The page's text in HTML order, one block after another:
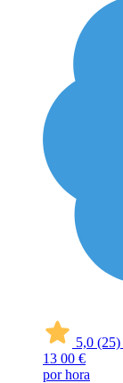
5,0 (25)
13 00 €
por hora